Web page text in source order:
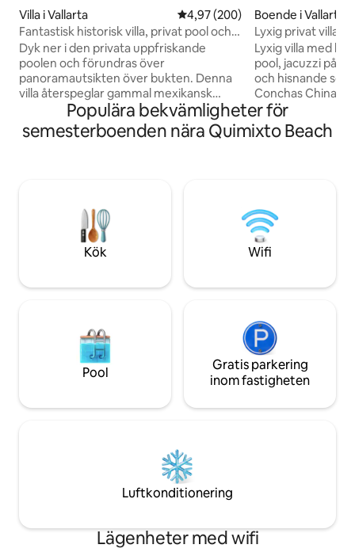
Villa i Vallarta 4,97 av 5 i genomsnittligt
4,97 (200)
Fantastisk historisk villa, privat pool och
280° utsikt
Dyk ner i den privata uppfriskande
poolen och förundras över
panoramautsikten över bukten. Denna
villa återspeglar gammal mexikansk
sofistikering med exponerade träbjälkar,
handmålade kakelplattor och koloniala
antikviteter tillsammans med moderna
samlingen av villor är allmänt erkända
som några av de bästa PV har att erbjuda
på grund av det oöverträffade läget och
de vackra arkitektoniska detaljerna i vår
Mexiko — alla moderna lyx i en fantastisk
det med våra gäster! Villan är din! Från
fram till bak och uppifrån och ned! Jag är
tillgänglig dygnet runt via e-post. Vi har
också en fastighetsförvaltare i PV, en
trädgårdsmästare/poolpojke och
uppstår vanligtvis hanteras ganska
snabbt av vår lokala personal. Vår
städerska städar två gånger i veckan
som en del av vårt pris,
dag, så gäster har vanligtvis någon att
hjälpa dem och prata med, på alla sätt
Boende i Vallarta
Lyxig privat villa
Puerto Vallarta
Lyxig villa med
pool, jacuzzi på
och hisnande
Conchas Chinas,
från Zona
med eget
enkelsängar och
utsikt över havet
för familjer, par
komfort,
semester i Puerto
Populära bekvämligheter för
semesterboenden nära Quimixto Beach
Kök Wifi
Pool
Gratis parkering
inom fastigheten
Luftkonditionering
Lägenheter med wifi